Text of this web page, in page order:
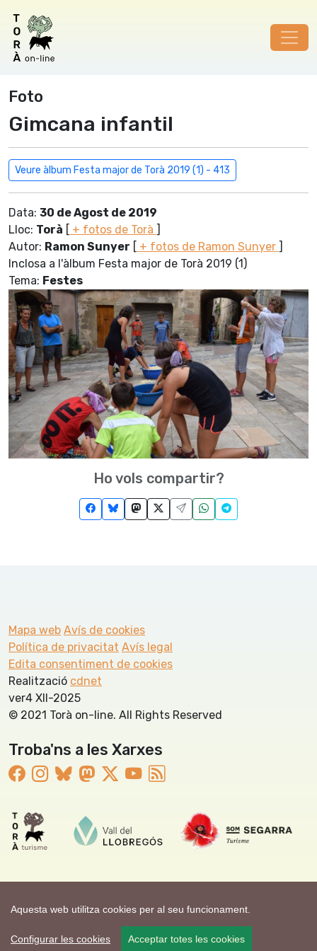
Aquesta web utilitza cookies per al seu funcionament.
Configurar les cookies Acceptar totes les cookies
Foto
Gimcana infantil
Veure àlbum Festa major de Torà 2019 (1) - 413
Data: 30 de Agost de 2019
Lloc: Torà [ + fotos de Torà ]
Autor: Ramon Sunyer [ + fotos de Ramon Sunyer ]
Inclosa a l'àlbum Festa major de Torà 2019 (1)
Tema: Festes
Ho vols compartir?
Mapa web Avís de cookies
Política de privacitat Avís legal
Edita consentiment de cookies
Realització cdnet
ver4 XII-2025
© 2021 Torà on-line. All Rights Reserved
Troba'ns a les Xarxes